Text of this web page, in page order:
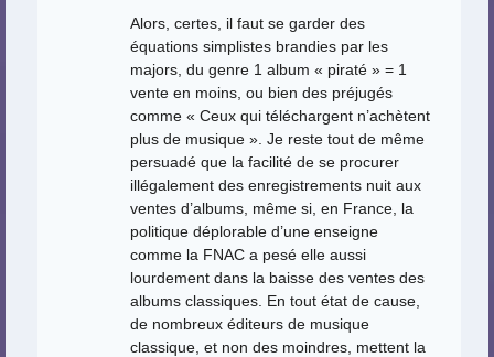
Alors, certes, il faut se garder des
équations simplistes brandies par les
majors, du genre 1 album « piraté » = 1
vente en moins, ou bien des préjugés
comme « Ceux qui téléchargent n’achètent
plus de musique ». Je reste tout de même
persuadé que la facilité de se procurer
illégalement des enregistrements nuit aux
ventes d’albums, même si, en France, la
politique déplorable d’une enseigne
comme la FNAC a pesé elle aussi
lourdement dans la baisse des ventes des
albums classiques. En tout état de cause,
de nombreux éditeurs de musique
classique, et non des moindres, mettent la